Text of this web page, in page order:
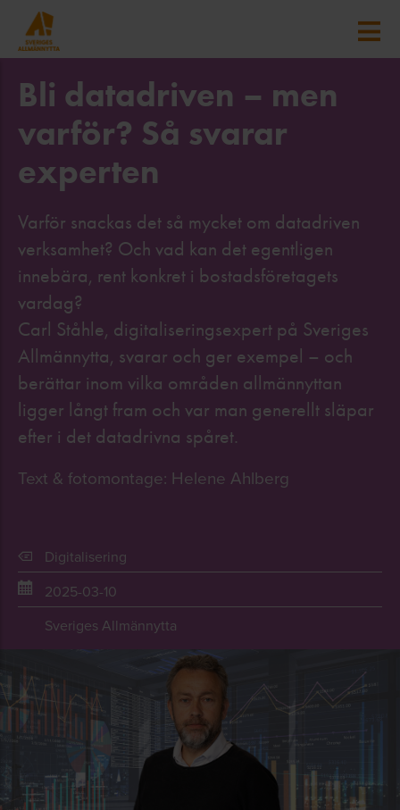
Bli datadriven – men
varför? Så svarar
experten
Varför snackas det så mycket om datadriven
verksamhet? Och vad kan det egentligen
innebära, rent konkret i bostadsföretagets
vardag?
Carl Ståhle, digitaliseringsexpert på Sveriges
Allmännytta, svarar och ger exempel – och
berättar inom vilka områden allmännyttan
ligger långt fram och var man generellt släpar
efter i det datadrivna spåret.
Text & fotomontage: Helene Ahlberg
Digitalisering
2025-03-10
Sveriges Allmännytta